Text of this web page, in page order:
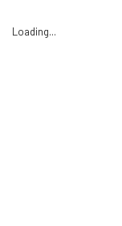
Loading...